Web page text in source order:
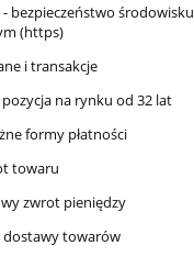
- bezpieczeństwo środowisku
(https)
i transakcje
na rynku od 32 lat
formy płatności
towaru
zwrot pieniędzy
dostawy towarów